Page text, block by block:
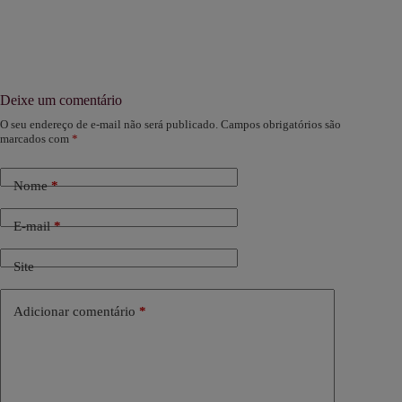
Deixe um comentário
O seu endereço de e-mail não será publicado. Campos obrigatórios são
marcados com *
Nome*
E-mail*
Site
Adicionar comentário *